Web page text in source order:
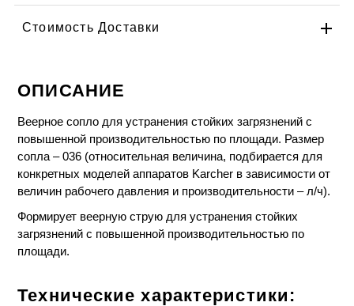
Стоимость Доставки
ОПИСАНИЕ
Веерное сопло для устранения стойких загрязнений с
повышенной производительностью по площади. Размер
сопла – 036 (относительная величина, подбирается для
конкретных моделей аппаратов Karcher в зависимости от
величин рабочего давления и производительности – л/ч).
Формирует веерную струю для устранения стойких
загрязнений с повышенной производительностью по
площади.
Технические характеристики: